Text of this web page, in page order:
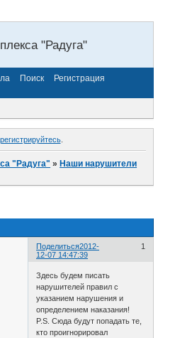
"Радуга"
Поиск
Регистрация
.
"Радуга" »Наши нарушители
Поделиться 1
2012-
12-07 14:47:39
Здесь будем писать
нарушителей правил с
указанием нарушения и
определением наказания!
P.S. Сюда будут попадать те,
кто проигнорировал